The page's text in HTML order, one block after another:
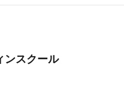
ンスクール